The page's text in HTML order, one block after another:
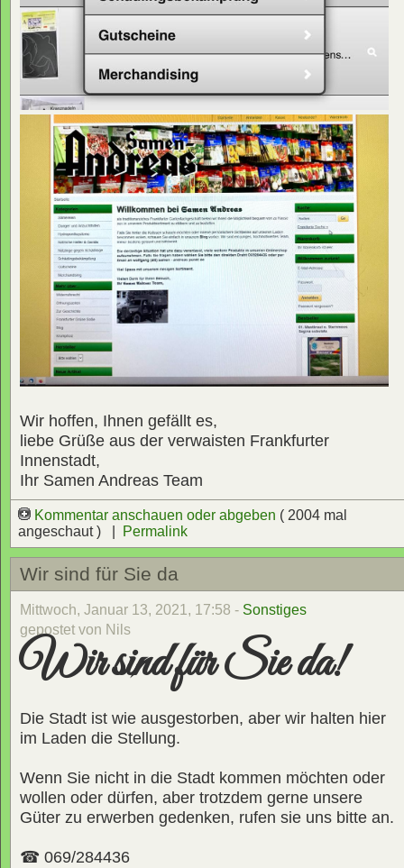
Wir hoffen, Ihnen gefällt es,
liebe Grüße aus der verwaisten Frankfurter
Innenstadt,
Ihr Samen Andreas Team
Kommentar anschauen oder abgeben ( 2004 mal
angeschaut ) |
Permalink
Wir sind für Sie da
Mittwoch, Januar 13, 2021, 17:58 - Sonstiges
gepostet von Nils
Wir sind für Sie da!
Die Stadt ist wie ausgestorben, aber wir halten hier
im Laden die Stellung.
Wenn Sie nicht in die Stadt kommen möchten oder
wollen oder dürfen, aber trotzdem gerne unsere
Güter zu erwerben gedenken, rufen sie uns bitte an.
☎ 069/284436